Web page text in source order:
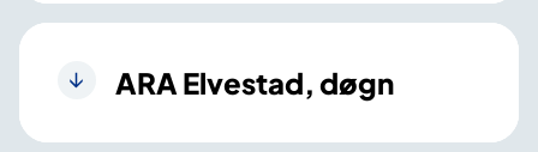
ARA Elvestad, døgn